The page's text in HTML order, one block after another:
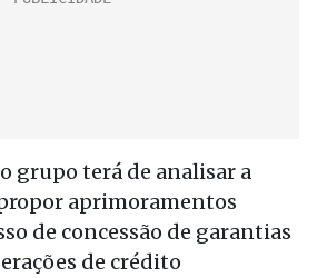
grupo terá de analisar a
aprimoramentos
de concessão de garantias
de crédito